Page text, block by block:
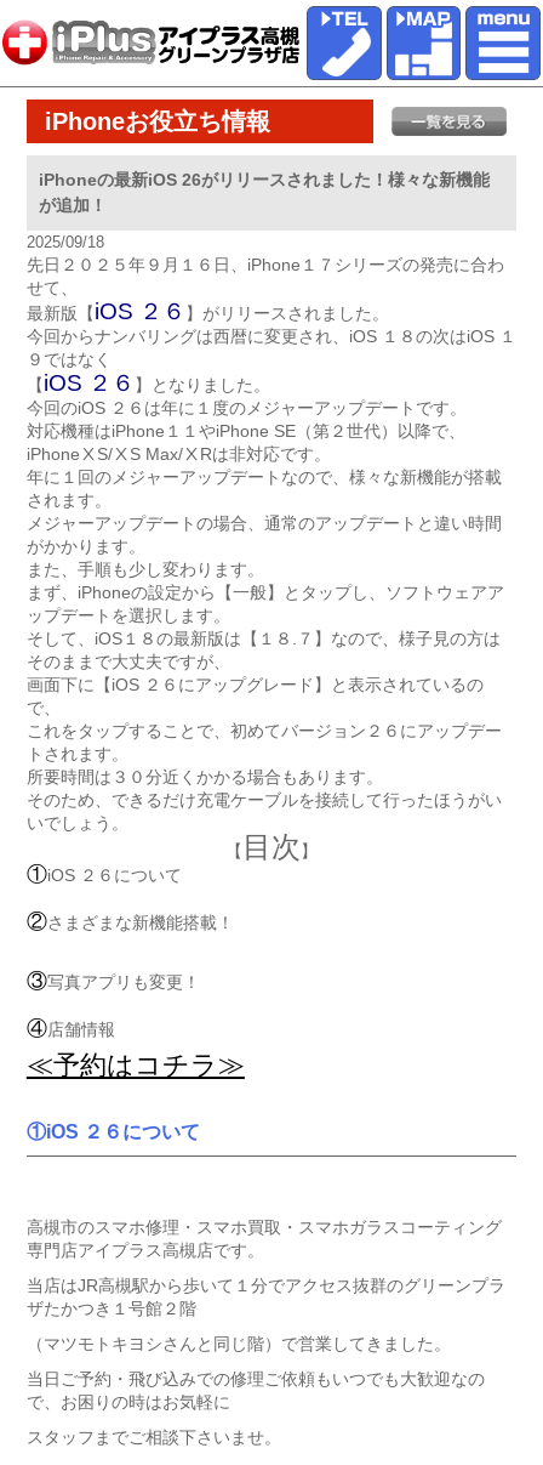
iPhoneお役立ち情報
iPhoneの最新iOS 26がリリースされました！様々な新機能
が追加！
2025/09/18
先日２０２５年９月１６日、iPhone１７シリーズの発売に合わ
せて、
最新版【iOS ２６ 】がリリースされました。
今回からナンバリングは西暦に変更され、iOS １８の次はiOS １
９ではなく
【iOS ２６ 】となりました。
今回のiOS ２６は年に１度のメジャーアップデートです。
対応機種はiPhone１１やiPhone SE（第２世代）以降で、
iPhoneⅩS/ⅩS Max/ⅩRは非対応です。
年に１回のメジャーアップデートなので、様々な新機能が搭載
されます。
メジャーアップデートの場合、通常のアップデートと違い時間
がかかります。
また、手順も少し変わります。
まず、iPhoneの設定から【一般】とタップし、ソフトウェアア
ップデートを選択します。
そして、iOS１８の最新版は【１８.７】なので、様子見の方は
そのままで大丈夫ですが、
画面下に【iOS ２６にアップグレード】と表示されているの
で、
これをタップすることで、初めてバージョン２６にアップデー
トされます。
所要時間は３０分近くかかる場合もあります。
そのため、できるだけ充電ケーブルを接続して行ったほうがい
いでしょう。
【 目次 】
①iOS ２６について
②さまざまな新機能搭載！
③写真アプリも変更！
④店舗情報
≪予約はコチラ≫
①iOS ２６について
高槻市のスマホ修理・スマホ買取・スマホガラスコーティング
専門店アイプラス高槻店です。
当店はJR高槻駅から歩いて１分でアクセス抜群のグリーンプラ
ザたかつき１号館２階
（マツモトキヨシさんと同じ階）で営業してきました。
当日ご予約・飛び込みでの修理ご依頼もいつでも大歓迎なの
で、お困りの時はお気軽に
スタッフまでご相談下さいませ。